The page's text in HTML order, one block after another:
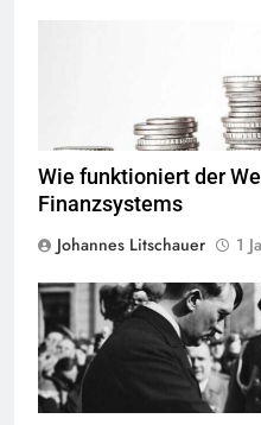
Wie funktioniert der
Finanzsystems
Johannes Litschauer
1
Bundesarchiv, Bild 183-